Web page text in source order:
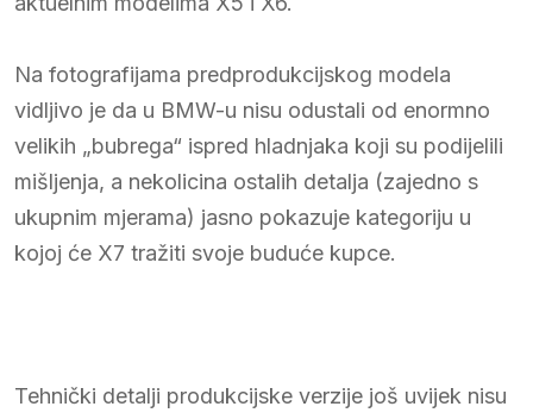
Na fotografijama predprodukcijskog modela
vidljivo je da u BMW-u nisu odustali od enormno
velikih „bubrega“ ispred hladnjaka koji su podijelili
mišljenja, a nekolicina ostalih detalja (zajedno s
ukupnim mjerama) jasno pokazuje kategoriju u
kojoj će X7 tražiti svoje buduće kupce.
Tehnički detalji produkcijske verzije još uvijek nisu